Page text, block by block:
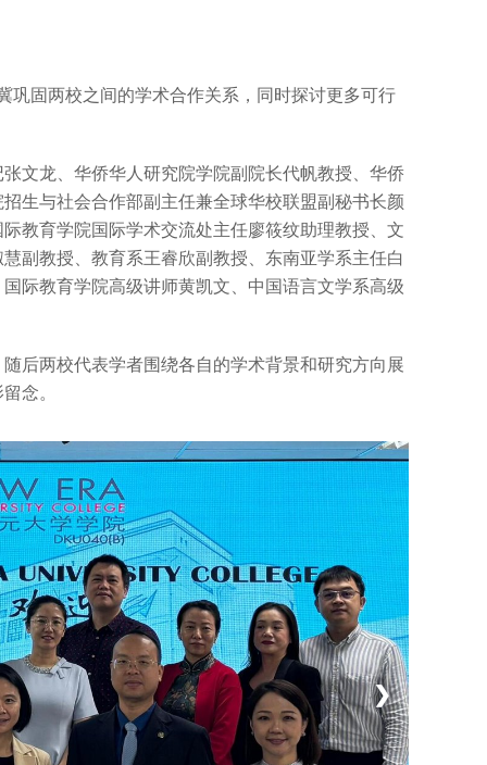
固两校之间的学术合作关系，同时探讨更多可行
文龙、华侨华人研究院学院副院长代帆教授、华侨
生与社会合作部副主任兼全球华校联盟副秘书长颜
教育学院国际学术交流处主任廖筱纹助理教授、文
副教授、教育系王睿欣副教授、东南亚学系主任白
际教育学院高级讲师黄凯文、中国语言文学系高级
后两校代表学者围绕各自的学术背景和研究方向展
念。
❯